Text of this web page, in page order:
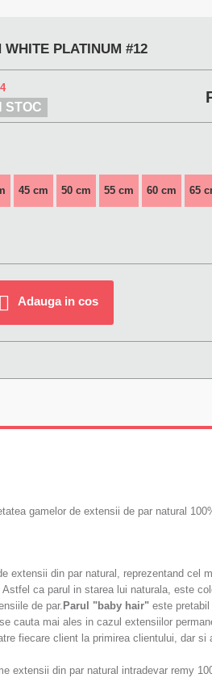
WHITE PLATINUM #12
STOC
45 cm 50 cm 55 cm 60 cm 65
Adauga in cos
gamelor de extensii de par natural
extensii din par natural, reprezentand cel
ca parul in starea lui naturala, este
de par. Parul "baby hair" este
cauta mai ales in cazul extensiilor
fiecare client la primirea clientului, dar si
extensii din par natural intradevar remy